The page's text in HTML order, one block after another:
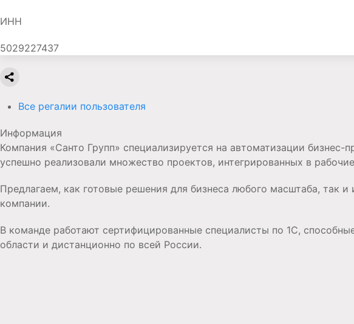
ИНН
5029227437
Все регалии пользователя
Информация
Компания «Санто Групп» специализируется на автоматизации
успешно реализовали множество проектов, интегрированных в
Предлагаем, как готовые решения для бизнеса любого масштаба, так
компании.
В команде работают сертифицированные специалисты по 1С,
области и дистанционно по всей России.